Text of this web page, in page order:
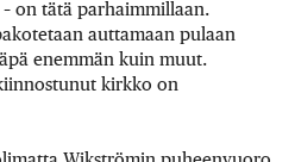
on tätä parhaimmillaan.
auttamaan pulaan
enemmän kuin muut.
kirkko on